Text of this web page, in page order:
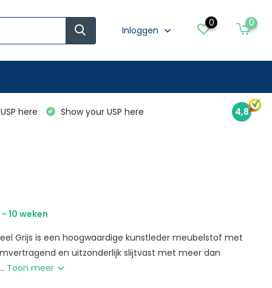
Inloggen
0 0
here Show your USP here 4,8
- 10 weken
Grijs is een hoogwaardige kunstleder meubelstof met
en uitzonderlijk slijtvast met meer dan
Toon meer